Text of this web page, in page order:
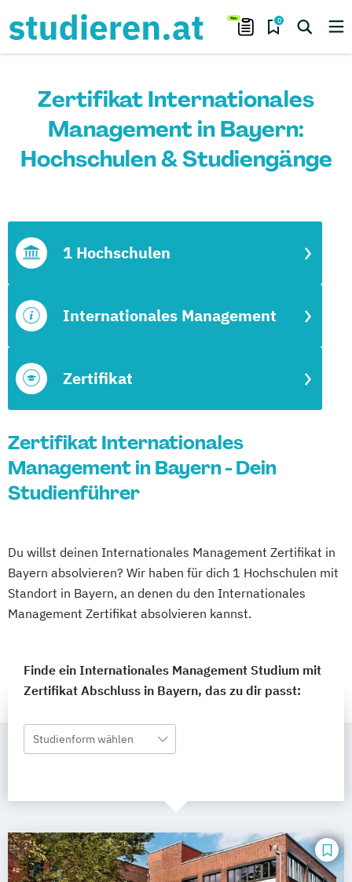
0
Zertifikat Internationales
Management in Bayern:
Hochschulen & Studiengänge
Zertifikat
Internationales Management
1 Hochschulen
Zertifikat Internationales
Management in Bayern - Dein
Studienführer
Du willst deinen Internationales Management Zertifikat in
Bayern absolvieren? Wir haben für dich 1 Hochschulen mit
Standort in Bayern, an denen du den Internationales
Management Zertifikat absolvieren kannst.
Finde ein Internationales Management Studium mit
Zertifikat Abschluss in Bayern, das zu dir passt:
Studienform wählen